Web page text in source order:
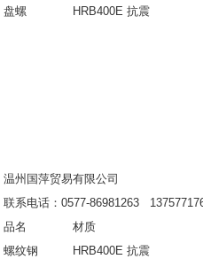
盘螺
HRB400E抗震
温州国萍贸易有限公司
联系电话：0577-86981263
品名
材质
螺纹钢
HRB400E 抗震